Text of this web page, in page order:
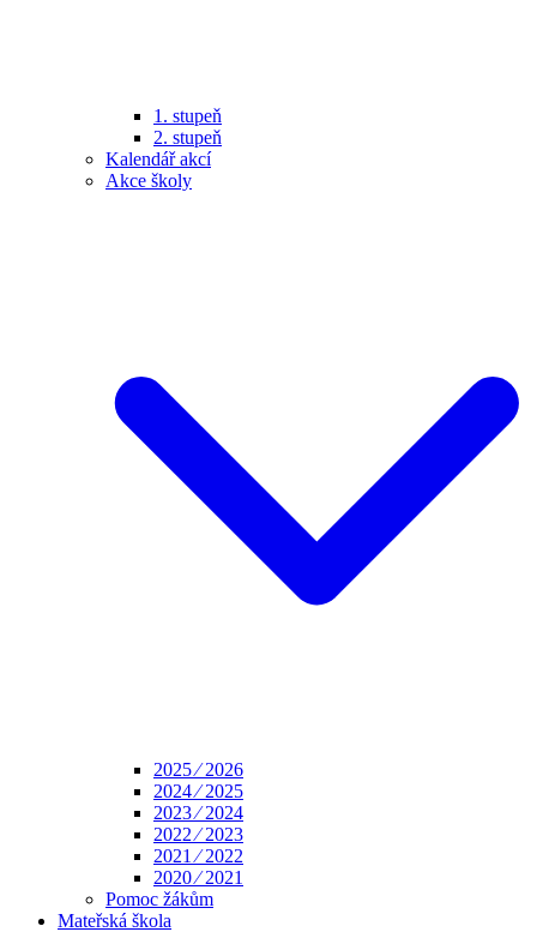
1. stupeň
2. stupeň
Kalendář akcí
Akce školy
2025 ⁄ 2026
2024 ⁄ 2025
2023 ⁄ 2024
2022 ⁄ 2023
2021 ⁄ 2022
2020 ⁄ 2021
Pomoc žákům
Mateřská škola